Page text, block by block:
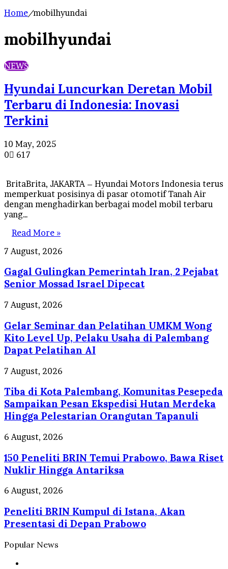
Home/mobilhyundai
mobilhyundai
NEWS
Hyundai Luncurkan Deretan Mobil
Terbaru di Indonesia: Inovasi
Terkini
10 May, 2025
0
617
BritaBrita, JAKARTA – Hyundai Motors Indonesia terus
memperkuat posisinya di pasar otomotif Tanah Air
dengan menghadirkan berbagai model mobil terbaru
yang…
Read More »
Gagal
Pemerintah
Iran,
2
Pejabat
Senior
Mossad
Israel
Dipecat
7 August, 2026
Gagal Gulingkan Pemerintah Iran, 2 Pejabat
Senior Mossad Israel Dipecat
Gelar
dan
Pelatihan
UMKM
Wong
Kito
Level
Up,
Pelaku
Usaha
di
Dapat
AI
7 August, 2026
Gelar Seminar dan Pelatihan UMKM Wong
Kito Level Up, Pelaku Usaha di Palembang
Dapat Pelatihan AI
Tiba
Kota
Palembang,
Komunitas
Pesepeda
Sampaikan
Pesan
Ekspedisi
Hutan
Merdeka
Pelestarian
Tapanuli
7 August, 2026
Tiba di Kota Palembang, Komunitas Pesepeda
Sampaikan Pesan Ekspedisi Hutan Merdeka
Hingga Pelestarian Orangutan Tapanuli
150
BRIN
Temui
Prabowo,
Bawa
Riset
Nuklir
Hingga
Antariksa
6 August, 2026
150 Peneliti BRIN Temui Prabowo, Bawa Riset
Nuklir Hingga Antariksa
Peneliti
Kumpul
di
Istana,
Akan
Presentasi
6 August, 2026
Peneliti BRIN Kumpul di Istana, Akan
Presentasi di Depan Prabowo
Popular News